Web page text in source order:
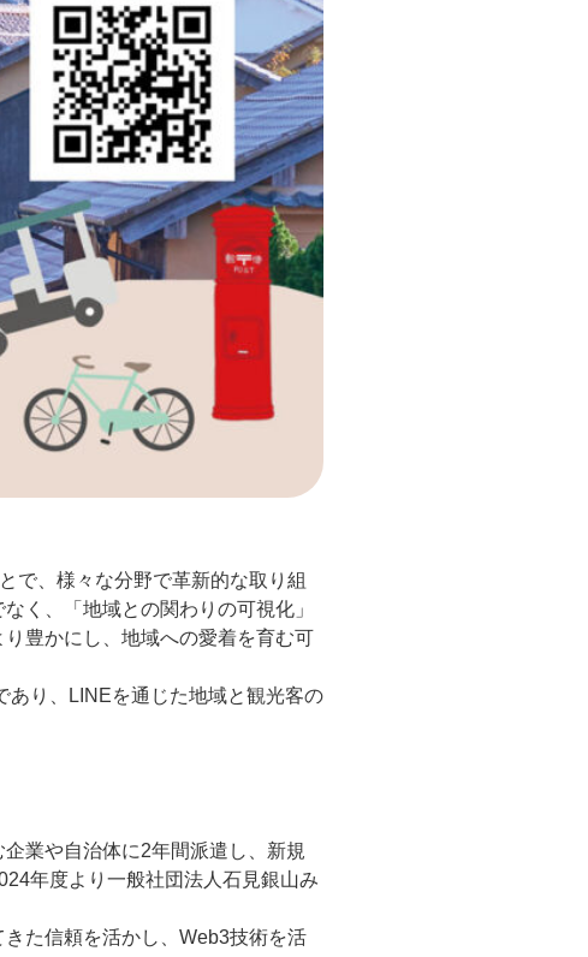
で、様々な分野で革新的な取り組
く、「地域との関わりの可視化」
豊かにし、地域への愛着を育む可
り、LINEを通じた地域と観光客の
業や自治体に2年間派遣し、新規
年度より一般社団法人石見銀山み
た信頼を活かし、Web3技術を活